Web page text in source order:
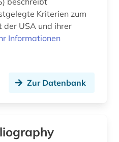
Kriterien zum
der USA und ihrer
Informationen
Zur Datenbank